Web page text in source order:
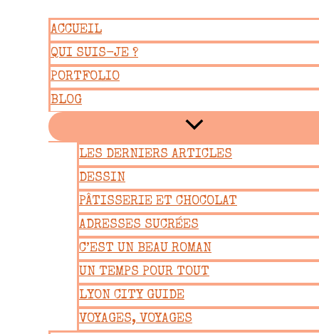
contenu
ACCUEIL
QUI SUIS-JE ?
PORTFOLIO
BLOG
LES DERNIERS ARTICLES
DESSIN
PÂTISSERIE ET CHOCOLAT
ADRESSES SUCRÉES
C’EST UN BEAU ROMAN
UN TEMPS POUR TOUT
LYON CITY GUIDE
VOYAGES, VOYAGES